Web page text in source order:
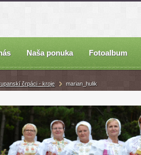
Naša ponuka Fotoalbum
črpáci - kroje marian_hulik